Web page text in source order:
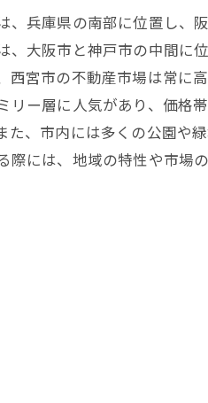
ョン市場分析
の見通し
ント
を探る
ンを選ぶための不動産チ
する
チェック
ト
るための準備
の地域特性と中古マンショ
、兵庫県の南部に位置し、
、大阪市と神戸市の中間に
西宮市の不動産市場は常に
リー層に人気があり、価格
た、市内には多くの公園や
際には、地域の特性や市場